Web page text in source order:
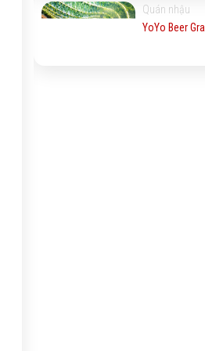
Quán nhậu
YoYo Beer